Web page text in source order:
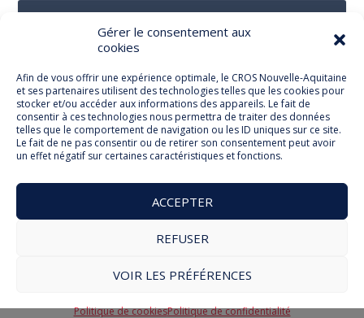
Gérer le consentement aux
cookies
Afin de vous offrir une expérience optimale, le CROS Nouvelle-Aquitaine
et ses partenaires utilisent des technologies telles que les cookies pour
stocker et/ou accéder aux informations des appareils. Le fait de
consentir à ces technologies nous permettra de traiter des données
telles que le comportement de navigation ou les ID uniques sur ce site.
Le fait de ne pas consentir ou de retirer son consentement peut avoir
un effet négatif sur certaines caractéristiques et fonctions.
ACCEPTER
REFUSER
VOIR LES PRÉFÉRENCES
Politique de cookiesPolitique de confidentialité
Facebook
© Comité Régional Olympique et Sportif Nouvelle Aquitaine
2026
Mentions légales
Politique de cookies
RGPD